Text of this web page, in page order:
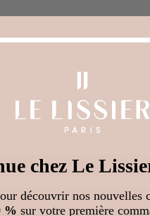
Avis Clients
Soyez le premier à écrire un
vous propose une livraison
chez Le
découvrir nos nouvelles
% sur votre première